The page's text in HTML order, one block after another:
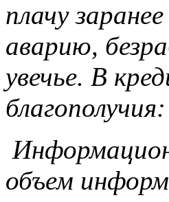
плачу
аварию,
увечье. В
объем